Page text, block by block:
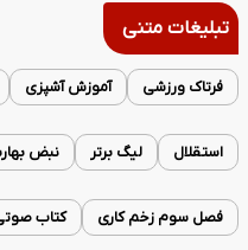
تبلیغات متنی
فرتاک ورزشی آموزش آشپزی
استقلال لیگ برتر نبض
فصل سوم زخم کاری کتاب